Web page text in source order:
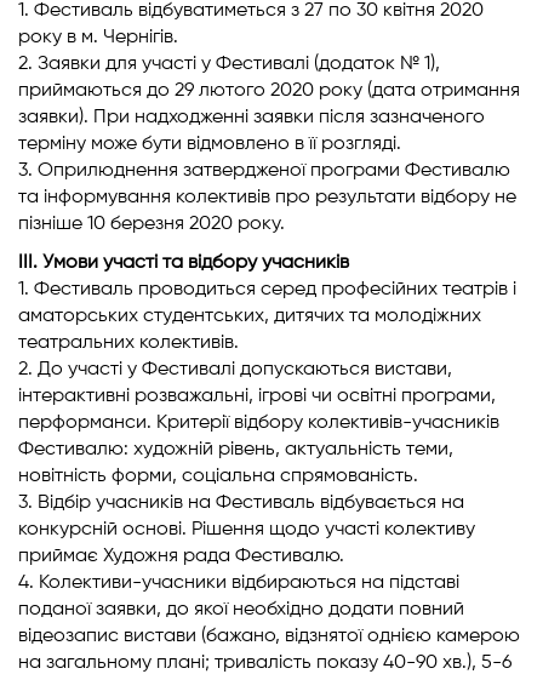
1. Фестиваль відбуватиметься з 27 по 30 квітня 2020
року в м. Чернігів.
2. Заявки для участі у Фестивалі (додаток № 1),
приймаються до 29 лютого 2020 року (дата отримання
заявки). При надходженні заявки після зазначеного
терміну може бути відмовлено в її розгляді.
3. Оприлюднення затвердженої програми Фестивалю
та інформування колективів про результати відбору не
пізніше 10 березня 2020 року.
ІІІ. Умови участі та відбору учасників
1. Фестиваль проводиться серед професійних театрів і
аматорських студентських, дитячих та молодіжних
театральних колективів.
2. До участі у Фестивалі допускаються вистави,
інтерактивні розважальні, ігрові чи освітні програми,
перформанси. Критерії відбору колективів-учасників
Фестивалю: художній рівень, актуальність теми,
новітність форми, соціальна спрямованість.
3. Відбір учасників на Фестиваль відбувається на
конкурсній основі. Рішення щодо участі колективу
приймає Художня рада Фестивалю.
4. Колективи-учасники відбираються на підставі
поданої заявки, до якої необхідно додати повний
відеозапис вистави (бажано, відзнятої однією камерою
на загальному плані; тривалість показу 40-90 хв.), 5-6